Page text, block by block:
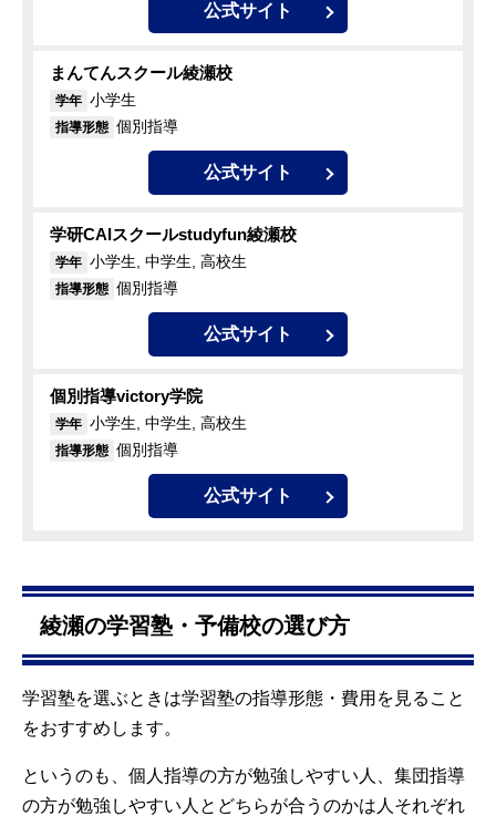
公式サイト
まんてんスクール綾瀬校
学年 小学生
指導形態 個別指導
公式サイト
学研CAIスクールstudyfun綾瀬校
学年 小学生, 中学生, 高校生
指導形態 個別指導
公式サイト
個別指導victory学院
学年 小学生, 中学生, 高校生
指導形態 個別指導
公式サイト
綾瀬の学習塾・予備校の選び方
学習塾を選ぶときは学習塾の指導形態・費用を見ること
をおすすめします。
というのも、個人指導の方が勉強しやすい人、集団指導
の方が勉強しやすい人とどちらが合うのかは人それぞれ